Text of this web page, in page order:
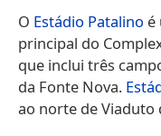
O Estádio Patalino é
principal do
que inclui três
da Fonte Nova.
ao norte de Viaduto